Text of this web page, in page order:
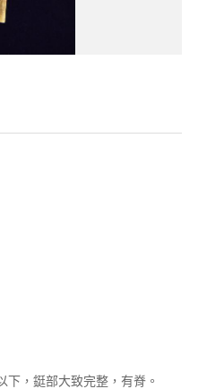
，鋌部大致完整，有脊。